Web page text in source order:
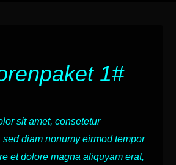
1#
sit amet, consetetur
diam nonumy eirmod tempor
et dolore magna aliquyam erat,